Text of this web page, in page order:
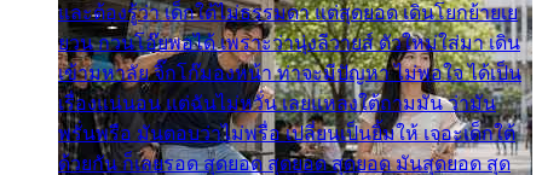
และต้องรู้ว่า เด็กใต้ไม่ธรรมดา แต่สุดยอด เดินโยกย้ายเย
ยวน กวนโอ๊ยพอได้ เพราะว่านุ่งลีวายส์ ตัวใหม่ใส่มา เดิน
เข้ามหาลัย จิ๊กโก๊มองหน้า ท่าจะมีปัญหา ไม่พอใจ ได้เป็น
เรื่องแน่นอน แต่ฉันไม่หวั่น เลยแหลงใต้ถามมัน ว่ามัน
พรั่นพรือ มันตอบว่าไม่พรื่อ เปลี่ยนเป็นยิ้มให้ เจอะเด็กใต้
ด้วยกัน ก็เลยรอด สุดยอด สุดยอด สุดยอด มันสุดยอด สุด